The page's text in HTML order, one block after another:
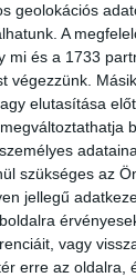
geolokációs
A
mi és a 1733
végezzünk.
elutasítása
szükséges az
jellegű
vagy
erre az oldalra,
Alberti Petra,
az InStyle
Peti
Jakupcsek
Ági és
minden
az igény
A